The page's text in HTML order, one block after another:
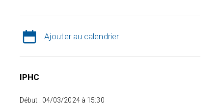
Ajouter au calendrier
IPHC
Début : 04/03/2024 à 15:30